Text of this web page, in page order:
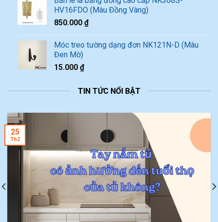
HV16FDO (Màu Đồng Vàng)
850.000 ₫
Móc treo tường dạng đơn NK121N-D (Màu
Đen Mờ)
15.000 ₫
TIN TỨC NỔI BẬT
25
Th2